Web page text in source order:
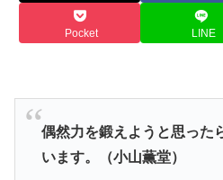
Pocket LINE
偶然力を鍛えようと思った
います。（小山薫堂）